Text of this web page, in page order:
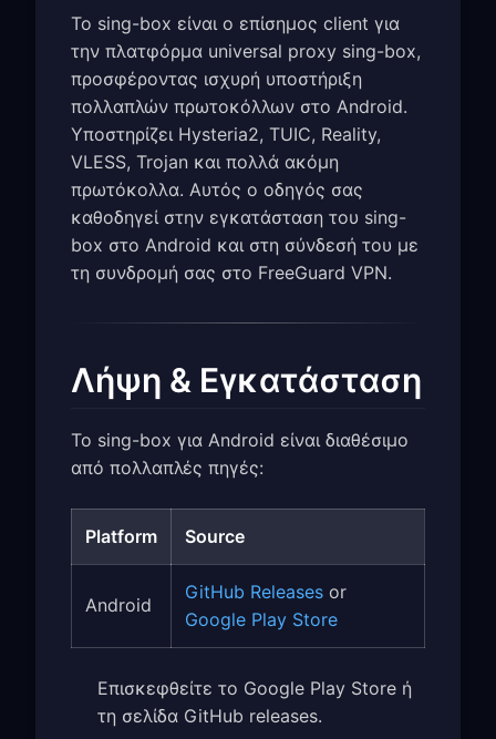
Το sing-box είναι ο επίσημος client για
την πλατφόρμα universal proxy sing-box,
προσφέροντας ισχυρή υποστήριξη
πολλαπλών πρωτοκόλλων στο Android.
Υποστηρίζει Hysteria2, TUIC, Reality,
VLESS, Trojan και πολλά ακόμη
πρωτόκολλα. Αυτός ο οδηγός σας
καθοδηγεί στην εγκατάσταση του sing-
box στο Android και στη σύνδεσή του με
τη συνδρομή σας στο FreeGuard VPN.
Λήψη & Εγκατάσταση
Το sing-box για Android είναι διαθέσιμο
από πολλαπλές πηγές:
Platform Source
Android
GitHub Releases or
Google Play Store
Επισκεφθείτε το Google Play Store ή
τη σελίδα GitHub releases.